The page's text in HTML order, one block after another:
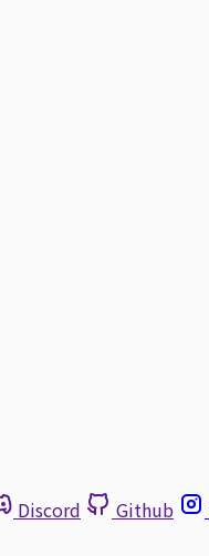
Discord Github